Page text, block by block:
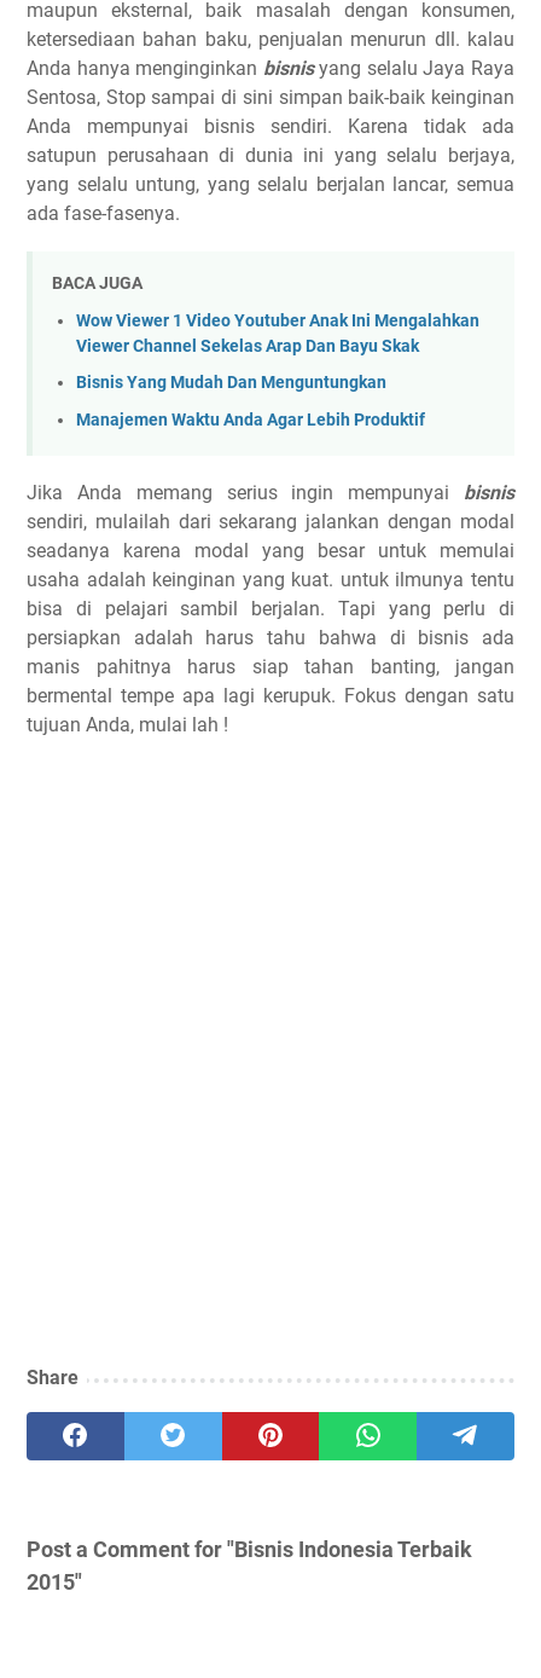
maupun eksternal, baik masalah dengan konsumen,
ketersediaan bahan baku, penjualan menurun dll. kalau
Anda hanya menginginkan bisnisyang selalu Jaya Raya
Sentosa, Stop sampai di sini simpan baik-baik keinginan
Anda mempunyai bisnis sendiri. Karena tidak ada
satupun perusahaan di dunia ini yang selalu berjaya,
yang selalu untung, yang selalu berjalan lancar, semua
ada fase-fasenya.
BACA JUGA
Wow Viewer 1 Video Youtuber Anak Ini Mengalahkan
Viewer Channel Sekelas Arap Dan Bayu Skak
Bisnis Yang Mudah Dan Menguntungkan
Manajemen Waktu Anda Agar Lebih Produktif
Jika Anda memang serius ingin mempunyai bisnis
sendiri, mulailah dari sekarang jalankan dengan modal
seadanya karena modal yang besar untuk memulai
usaha adalah keinginan yang kuat. untuk ilmunya tentu
bisa di pelajari sambil berjalan. Tapi yang perlu di
persiapkan adalah harus tahu bahwa di bisnis ada
manis pahitnya harus siap tahan banting, jangan
bermental tempe apa lagi kerupuk. Fokus dengan satu
tujuan Anda, mulai lah !
Share
Post a Comment for "Bisnis Indonesia Terbaik
2015"